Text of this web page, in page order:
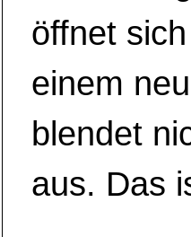
öffnet
einem
blendet
aus. Das